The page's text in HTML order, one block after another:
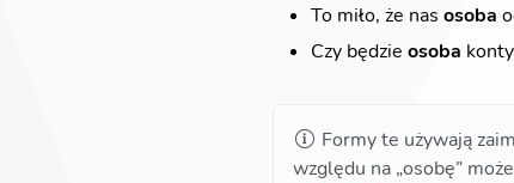
To miło, że nas osoba
Czy będzie osoba
Formy te używają
względu na „osobę”